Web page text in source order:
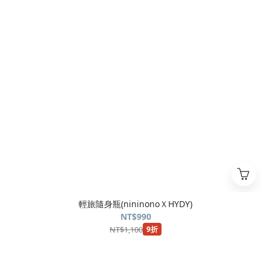
輕旅隨身瓶(nininonoＸHYDY)
NT$990
NT$1,100 9折